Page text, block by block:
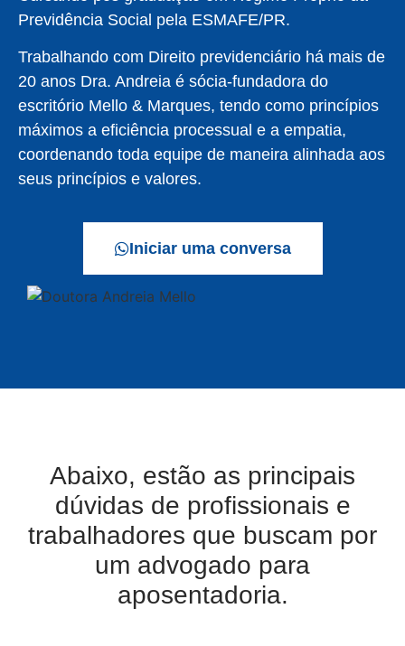
Previdência Social pela ESMAFE/PR.
Trabalhando com Direito previdenciário há mais de
20 anos Dra. Andreia é sócia-fundadora do
escritório Mello & Marques, tendo como princípios
máximos a eficiência processual e a empatia,
coordenando toda equipe de maneira alinhada aos
seus princípios e valores.
Iniciar uma conversa
Abaixo, estão as principais
dúvidas de profissionais e
trabalhadores que buscam por
um advogado para
aposentadoria.